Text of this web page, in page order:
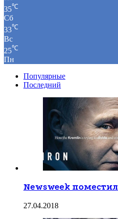
35℃
Сб
33℃
Вс
25℃
Пн
Популярные
Последний
Newsweek
27.04.2018